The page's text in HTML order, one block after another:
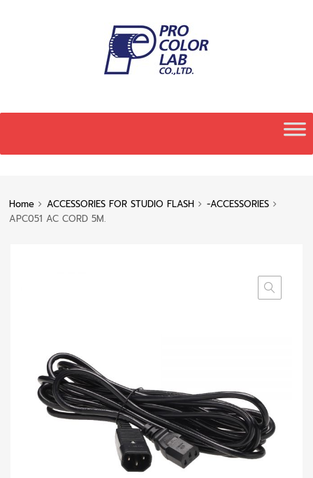
content
Home ACCESSORIES FOR STUDIO FLASH
-ACCESSORIES
APC051 AC CORD 5M.